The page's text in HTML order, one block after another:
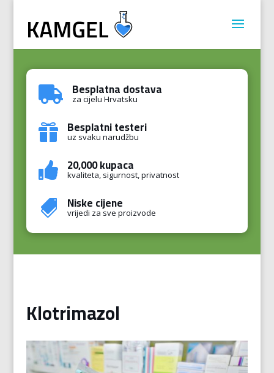
 Besplatna dostava
za cijelu Hrvatsku
 Besplatni testeri
uz svaku narudžbu
 20,000 kupaca
kvaliteta, sigurnost, privatnost
 Niske cijene
vrijedi za sve proizvode
Klotrimazol